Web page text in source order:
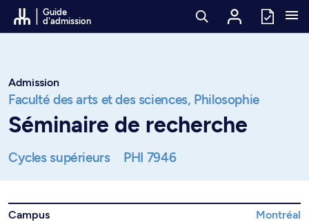
Passer au contenu
Guide
d'admission
Admission
Faculté des arts et des sciences, Philosophie
Séminaire de recherche
Cycles supérieurs PHI 7946
Campus
Montréal